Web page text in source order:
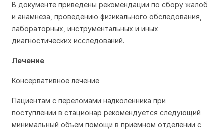
В документе приведены рекомендации по сбору жалоб
и анамнеза, проведению физикального обследования,
лабораторных, инструментальных и иных
диагностических исследований.
Лечение
Консервативное лечение
Пациентам с переломами надколенника при
поступлении в стационар рекомендуется следующий
минимальный объём помощи в приёмном отделении с